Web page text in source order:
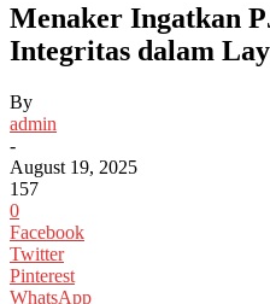
Menaker Ingatkan
Integritas dalam
By
admin
-
August 19, 2025
157
0
Facebook
Twitter
Pinterest
WhatsApp